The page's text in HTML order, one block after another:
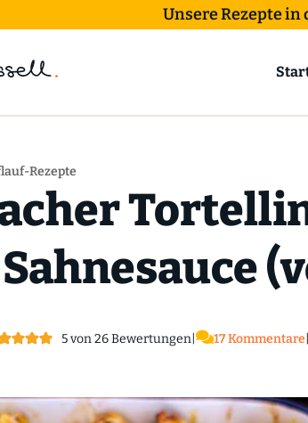
Unsere Rezepte in
Rezepte
5von26Bewertungen| 17 Kommentare